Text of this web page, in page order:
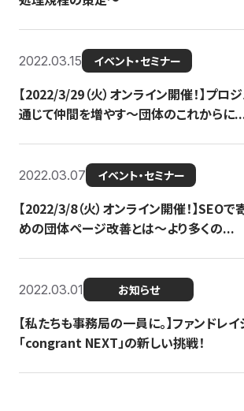
2022.03.15 イベント・セミナー
【2022/3/29（火）オンライン開催！】プロ
通じて仲間を増やす～団体のこれからに
2022.03.07 イベント・セミナー
【2022/3/8（火）オンライン開催！】SEO
めの団体ページ改善とは～より多くの...
2022.03.01 お知らせ
【私たちも事務局の一員に。】ファンドレ
「congrant NEXT」の新しい挑戦！